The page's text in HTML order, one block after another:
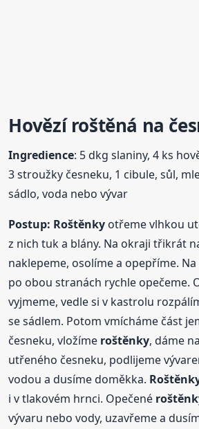
Hovězí roštěná na
Ingredience: 5 dkg slaniny, 4 ks
3 stroužky česneku, 1 cibule, sůl,
sádlo, voda nebo vývar
Postup: Roštěnky otřeme vlhkou
z nich tuk a blány. Na okraji třikrát
naklepeme, osolíme a opepříme.
po obou stranách rychle opečeme.
vyjmeme, vedle si v kastrolu
se sádlem. Potom vmícháme část
česneku, vložíme roštěnky, dáme
utřeného česneku, podlijeme
vodou a dusíme doměkka.
i v tlakovém hrnci. Opečené
vývaru nebo vody, uzavřeme a